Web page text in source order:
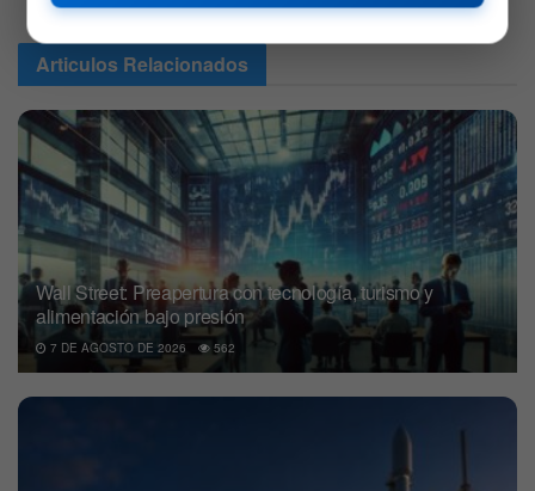
Articulos Relacionados
Wall Street: Preapertura con tecnología, turismo y
alimentación bajo presión
7 DE AGOSTO DE 2026 562